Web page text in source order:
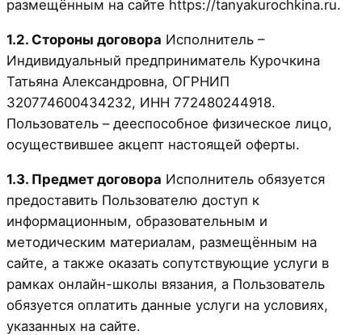
размещённым на сайте https://tanyakurochkina.ru.
1.2. Стороны договора Исполнитель –
Индивидуальный предприниматель Курочкина
Татьяна Александровна, ОГРНИП
320774600434232, ИНН 772480244918.
Пользователь – дееспособное физическое лицо,
осуществившее акцепт настоящей оферты.
1.3. Предмет договора Исполнитель обязуется
предоставить Пользователю доступ к
информационным, образовательным и
методическим материалам, размещённым на
сайте, а также оказать сопутствующие услуги в
рамках онлайн-школы вязания, а Пользователь
обязуется оплатить данные услуги на условиях,
указанных на сайте.